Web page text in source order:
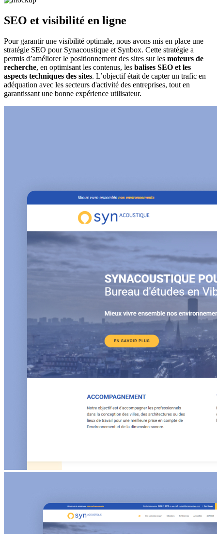
SEO et visibilité en ligne
Pour garantir une visibilité optimale, nous avons mis en place une
stratégie SEO pour Synacoustique et Synbox. Cette stratégie a
permis d’améliorer le positionnement des sites sur les moteurs de
recherche, en optimisant les contenus, les balises SEO et les
aspects techniques des sites. L’objectif était de capter un trafic en
adéquation avec les secteurs d'activité des entreprises, tout en
garantissant une bonne expérience utilisateur.